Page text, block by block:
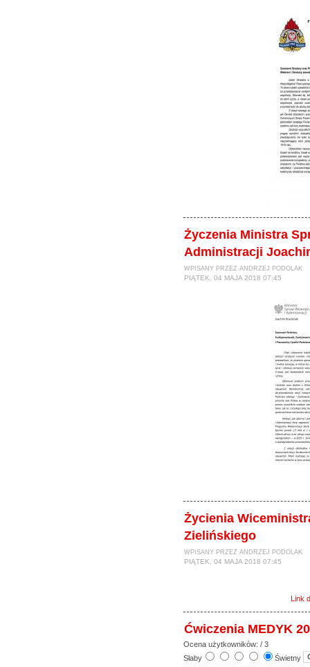
Życzenia Ministra
Administracji
WPISANY PRZEZ ANDRZEJ PODOLAK
PIĄTEK, 04 MAJA 2018 07:45
Życienia
Zielińskiego
WPISANY PRZEZ ANDRZEJ PODOLAK
PIĄTEK, 04 MAJA 2018 07:45
Link
Ćwiczenia MEDYK
Ocena użytkowników: / 3
Słaby
Świetny